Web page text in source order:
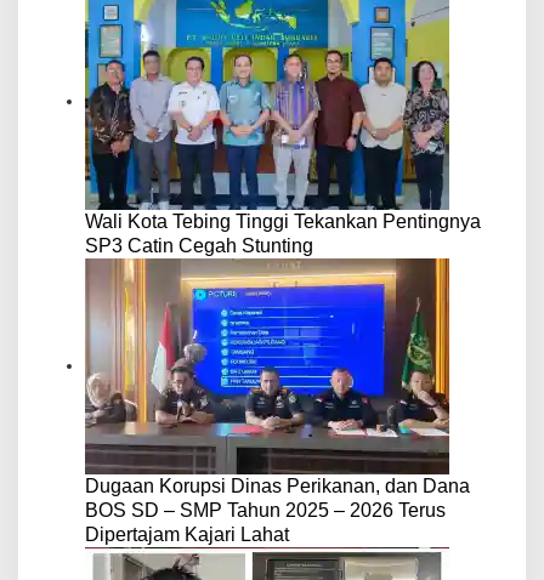
Wali Kota Tebing Tinggi Tekankan Pentingnya
SP3 Catin Cegah Stunting
Dugaan Korupsi Dinas Perikanan, dan Dana
BOS SD – SMP Tahun 2025 – 2026 Terus
Dipertajam Kajari Lahat